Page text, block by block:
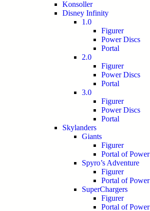
Konsoller
Disney Infinity
1.0
Figurer
Power Discs
Portal
2.0
Figurer
Power Discs
Portal
3.0
Figurer
Power Discs
Portal
Skylanders
Giants
Figurer
Portal of Power
Spyro’s Adventure
Figurer
Portal of Power
SuperChargers
Figurer
Portal of Power